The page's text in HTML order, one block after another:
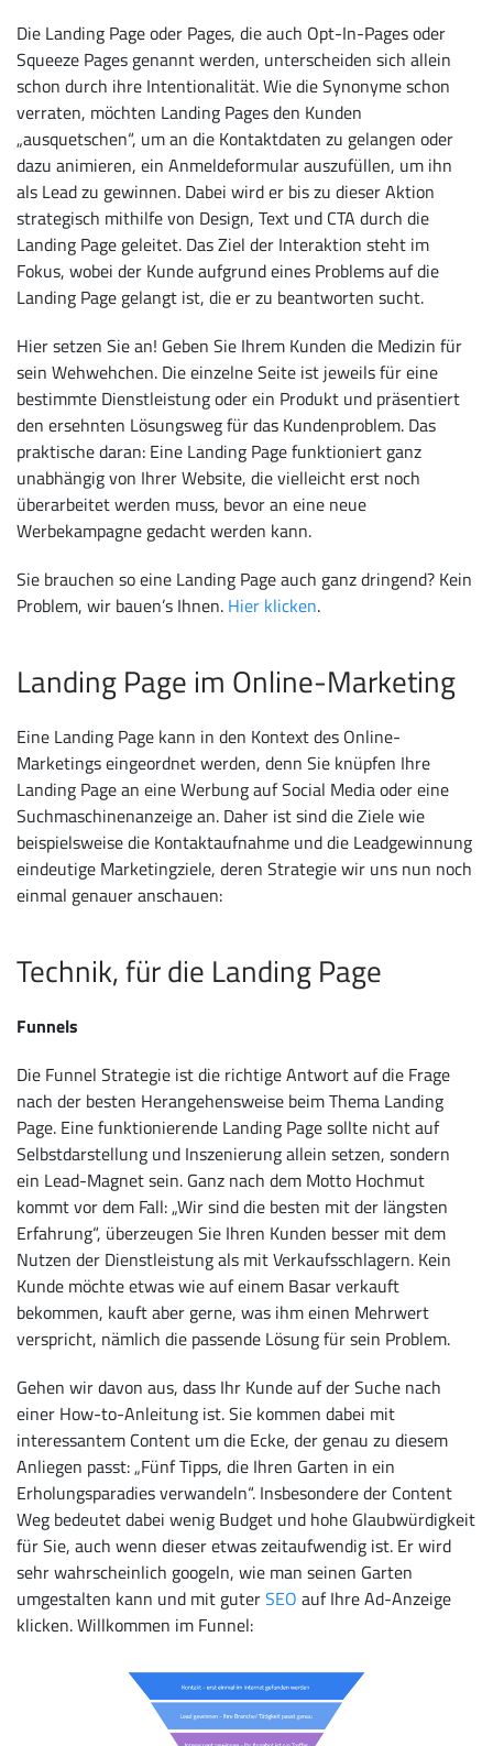
Die Landing Page oder Pages, die auch Opt-In-Pages oder
Squeeze Pages genannt werden, unterscheiden sich allein
schon durch ihre Intentionalität. Wie die Synonyme schon
verraten, möchten Landing Pages den Kunden
„ausquetschen“, um an die Kontaktdaten zu gelangen oder
dazu animieren, ein Anmeldeformular auszufüllen, um ihn
als Lead zu gewinnen. Dabei wird er bis zu dieser Aktion
strategisch mithilfe von Design, Text und CTA durch die
Landing Page geleitet. Das Ziel der Interaktion steht im
Fokus, wobei der Kunde aufgrund eines Problems auf die
Landing Page gelangt ist, die er zu beantworten sucht.
Hier setzen Sie an! Geben Sie Ihrem Kunden die Medizin für
sein Wehwehchen. Die einzelne Seite ist jeweils für eine
bestimmte Dienstleistung oder ein Produkt und präsentiert
den ersehnten Lösungsweg für das Kundenproblem. Das
praktische daran: Eine Landing Page funktioniert ganz
unabhängig von Ihrer Website, die vielleicht erst noch
überarbeitet werden muss, bevor an eine neue
Werbekampagne gedacht werden kann.
Sie brauchen so eine Landing Page auch ganz dringend? Kein
Problem, wir bauen’s Ihnen. Hier klicken.
Landing Page im Online-Marketing
Eine Landing Page kann in den Kontext des Online-
Marketings eingeordnet werden, denn Sie knüpfen Ihre
Landing Page an eine Werbung auf Social Media oder eine
Suchmaschinenanzeige an. Daher ist sind die Ziele wie
beispielsweise die Kontaktaufnahme und die Leadgewinnung
eindeutige Marketingziele, deren Strategie wir uns nun noch
einmal genauer anschauen:
Technik, für die Landing Page
Funnels
Die Funnel Strategie ist die richtige Antwort auf die Frage
nach der besten Herangehensweise beim Thema Landing
Page. Eine funktionierende Landing Page sollte nicht auf
Selbstdarstellung und Inszenierung allein setzen, sondern
ein Lead-Magnet sein. Ganz nach dem Motto Hochmut
kommt vor dem Fall: „Wir sind die besten mit der längsten
Erfahrung“, überzeugen Sie Ihren Kunden besser mit dem
Nutzen der Dienstleistung als mit Verkaufsschlagern. Kein
Kunde möchte etwas wie auf einem Basar verkauft
bekommen, kauft aber gerne, was ihm einen Mehrwert
verspricht, nämlich die passende Lösung für sein Problem.
Gehen wir davon aus, dass Ihr Kunde auf der Suche nach
einer How-to-Anleitung ist. Sie kommen dabei mit
interessantem Content um die Ecke, der genau zu diesem
Anliegen passt: „Fünf Tipps, die Ihren Garten in ein
Erholungsparadies verwandeln“. Insbesondere der Content
Weg bedeutet dabei wenig Budget und hohe Glaubwürdigkeit
für Sie, auch wenn dieser etwas zeitaufwendig ist. Er wird
sehr wahrscheinlich googeln, wie man seinen Garten
umgestalten kann und mit guterSEO auf Ihre Ad-Anzeige
klicken. Willkommen im Funnel: